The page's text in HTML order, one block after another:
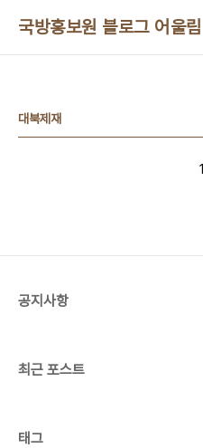
국방홍보원 블로그 어울림
대북제재
1
공지사항
최근 포스트
태그